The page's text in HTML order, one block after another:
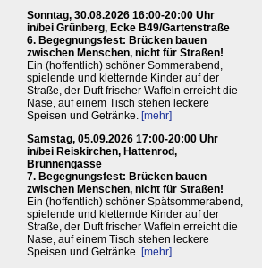
Sonntag, 30.08.2026 16:00-20:00 Uhr
in/bei Grünberg, Ecke B49/Gartenstraße
6. Begegnungsfest: Brücken bauen
zwischen Menschen, nicht für Straßen!
Ein (hoffentlich) schöner Sommerabend,
spielende und kletternde Kinder auf der
Straße, der Duft frischer Waffeln erreicht die
Nase, auf einem Tisch stehen leckere
Speisen und Getränke. [mehr]
Samstag, 05.09.2026 17:00-20:00 Uhr
in/bei Reiskirchen, Hattenrod,
Brunnengasse
7. Begegnungsfest: Brücken bauen
zwischen Menschen, nicht für Straßen!
Ein (hoffentlich) schöner Spätsommerabend,
spielende und kletternde Kinder auf der
Straße, der Duft frischer Waffeln erreicht die
Nase, auf einem Tisch stehen leckere
Speisen und Getränke. [mehr]